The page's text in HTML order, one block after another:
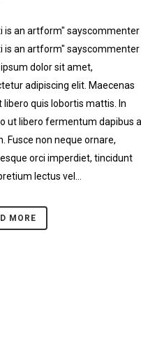
is an artform" sayscommenter
is an artform" sayscommenter
dolor sit amet,
adipiscing elit. Maecenas
libero quis lobortis mattis. In
ut libero fermentum dapibus a
Fusce non neque ornare,
orci imperdiet, tincidunt
lectus vel...
MORE